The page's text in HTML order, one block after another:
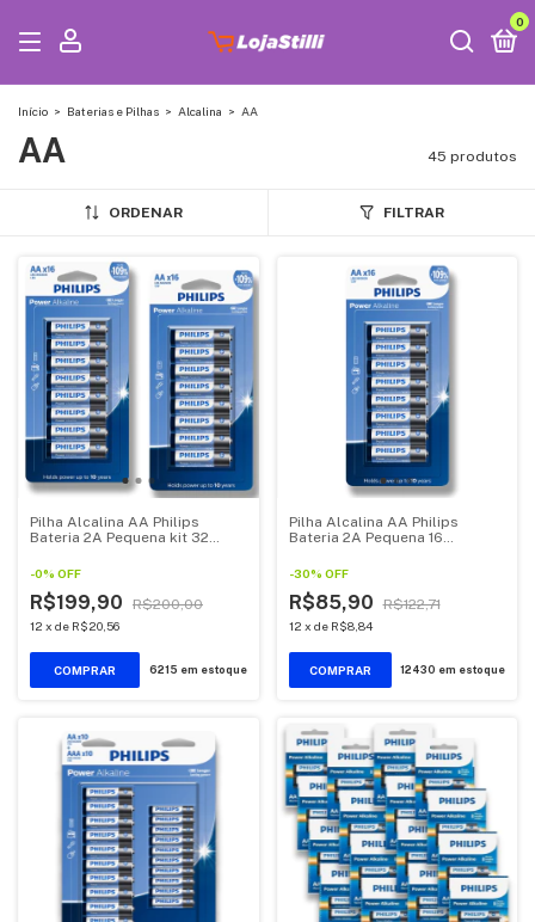
0
Início > Baterias e Pilhas > Alcalina > AA
AA 45 produtos
ORDENAR FILTRAR
Pilha Alcalina AA Philips
Bateria 2A Pequena kit 32
-0% OFF
R$199,90 R$200,00
12 x de R$20,56
6215 em estoque
Pilha Alcalina AA Philips
Bateria 2A Pequena 16
-30% OFF
R$85,90 R$122,71
12 x de R$8,84
12430 em estoque